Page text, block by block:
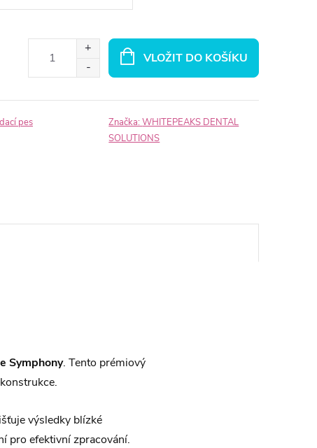
VLOŽIT DO KOŠÍKU
pes
Značka:WHITEPEAKS DENTAL
SOLUTIONS
Symphony. Tento prémiový
výsledky blízké
pro efektivní zpracování.